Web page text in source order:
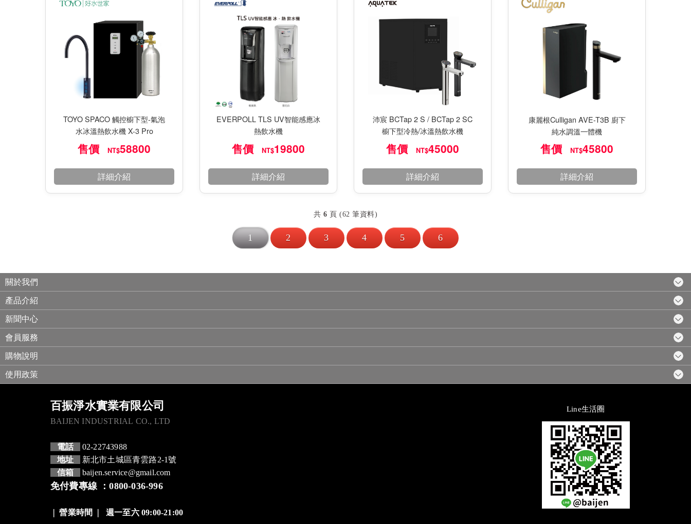
TOYO SPACO 觸控櫥下型-氣泡
水冰溫熱飲水機 X-3 Pro
售價 NT$58800
詳細介紹
EVERPOLL TLS UV智能感應冰
熱飲水機
售價 NT$19800
詳細介紹
沛宸 BCTap 2 S / BCTap 2 SC
櫥下型冷熱/冰溫熱飲水機
售價 NT$45000
詳細介紹
康麗根Culligan AVE-T3B 廚下
純水調溫一體機
售價 NT$45800
詳細介紹
共 6 頁 (62 筆資料)
1 2 3 4 5 6
關於我們
產品介紹
新聞中心
會員服務
購物說明
使用政策
百振淨水實業有限公司
BAIJEN INDUSTRIAL CO., LTD
電話
02-22743988
地址
新北市土城區青雲路2-1號
信箱
baijen.service@gmail.com
免付費專線 ：0800-036-996
營業時間 ❘週一至六 09:00-21:00
Line生活圈